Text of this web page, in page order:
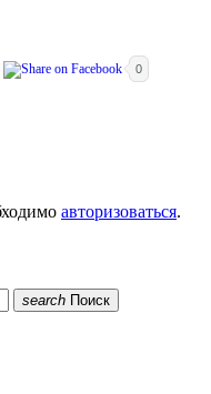
0
авторизоваться.
search Поиск